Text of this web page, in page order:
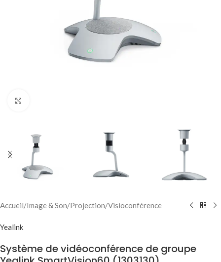
Accueil/Image & Son/Projection/Visioconférence
Yealink
Système de vidéoconférence de groupe